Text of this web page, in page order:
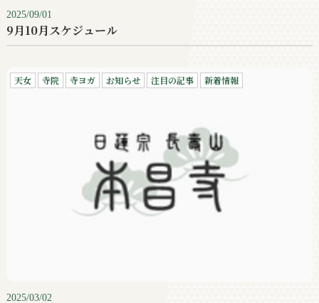
2025/09/01
9月10月スケジュール
天女 寺院 寺ヨガ お知らせ 注目の記事 新着情報
2025/03/02